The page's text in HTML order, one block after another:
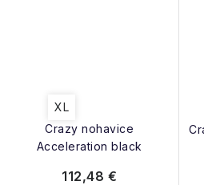
Crazy nohavice
Acceleration black
XL
112,48 €